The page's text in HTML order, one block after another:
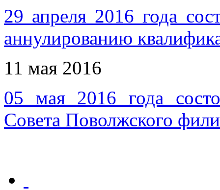
29 апреля 2016 года
аннулированию
11 мая 2016
05 мая 2016 года
Совета Поволжского